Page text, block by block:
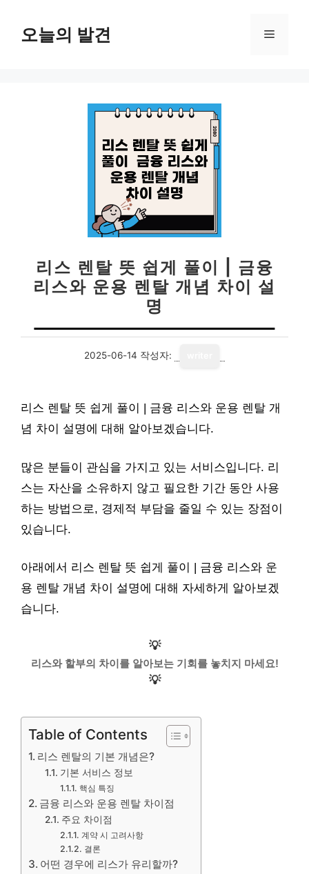
오늘의 발견 메
리스 렌탈 뜻 쉽게 풀이 | 금융
리스와 운용 렌탈 개념 차이 설
명
2025-06-14 작성자:
리스 렌탈 뜻 쉽게 풀이 | 금융 리스와 운용 렌탈 개
념 차이 설명에 대해 알아보겠습니다.
많은 분들이 관심을 가지고 있는 서비스입니다. 리
스는 자산을 소유하지 않고 필요한 기간 동안 사용
하는 방법으로, 경제적 부담을 줄일 수 있는 장점이
있습니다.
아래에서 리스 렌탈 뜻 쉽게 풀이 | 금융 리스와 운
용 렌탈 개념 차이 설명에 대해 자세하게 알아보겠
습니다.
💡
리스와 할부의 차이를 알아보는 기회를 놓치지 마세요!
💡
Table of Contents
리스 렌탈의 기본 개념은?
기본 서비스 정보
핵심 특징
금융 리스와 운용 렌탈 차이점
주요 차이점
계약 시 고려사항
결론
어떤 경우에 리스가 유리할까?